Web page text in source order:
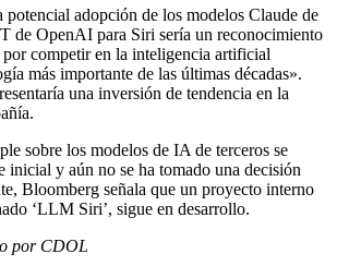
potencial adopción de los modelos Claude de
de OpenAI para Siri sería un reconocimiento
competir en la inteligencia artificial
más importante de las últimas décadas».
una inversión de tendencia en la
sobre los modelos de IA de terceros se
inicial y aún no se ha tomado una decisión
Bloomberg señala que un proyecto interno
‘LLM Siri’, sigue en desarrollo.
por CDOL